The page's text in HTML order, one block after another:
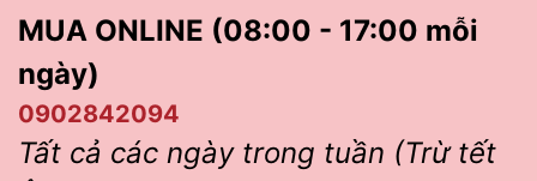
MUA ONLINE (08:00 - 17:00 mỗi
ngày)
0902842094
Tất cả các ngày trong tuần (Trừ tết